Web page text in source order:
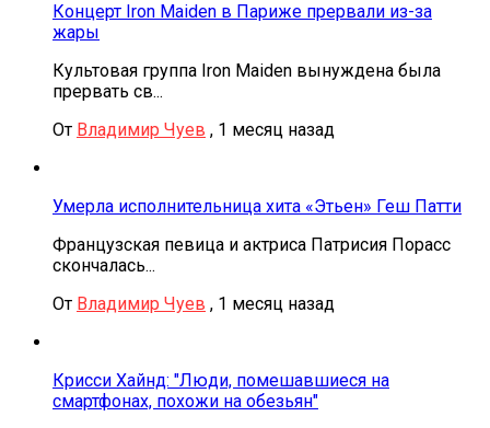
Концерт Iron Maiden в Париже прервали из-за
жары
Культовая группа Iron Maiden вынуждена была
прервать св...
От Владимир Чуев , 1 месяц назад
Умерла исполнительница хита «Этьен» Геш Патти
Французская певица и актриса Патрисия Порасс
скончалась...
От Владимир Чуев , 1 месяц назад
Крисси Хайнд: "Люди, помешавшиеся на
смартфонах, похожи на обезьян"